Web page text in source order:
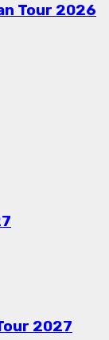
Tour 2026
2027